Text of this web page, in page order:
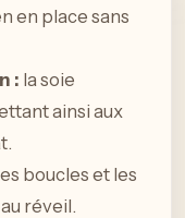
en place sans
: la soie
ainsi aux
boucles et les
réveil.